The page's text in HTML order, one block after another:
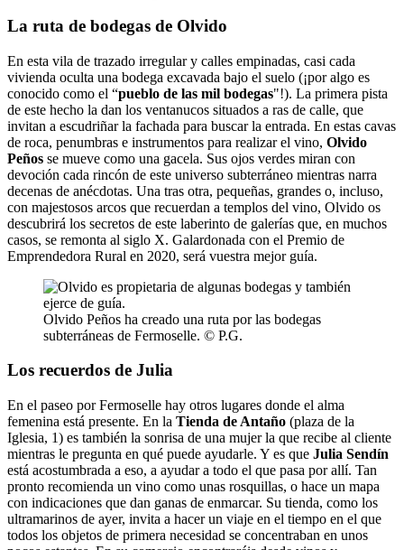
La ruta de bodegas de Olvido
En esta vila de trazado irregular y calles empinadas, casi cada
vivienda oculta una bodega excavada bajo el suelo (¡por algo es
conocido como el “pueblo de las mil bodegas"!). La primera pista
de este hecho la dan los ventanucos situados a ras de calle, que
invitan a escudriñar la fachada para buscar la entrada. En estas cavas
de roca, penumbras e instrumentos para realizar el vino, Olvido
Peños se mueve como una gacela. Sus ojos verdes miran con
devoción cada rincón de este universo subterráneo mientras narra
decenas de anécdotas. Una tras otra, pequeñas, grandes o, incluso,
con majestosos arcos que recuerdan a templos del vino, Olvido os
descubrirá los secretos de este laberinto de galerías que, en muchos
casos, se remonta al siglo X. Galardonada con el Premio de
Emprendedora Rural en 2020, será vuestra mejor guía.
Olvido Peños ha creado una ruta por las bodegas
subterráneas de Fermoselle. © P.G.
Los recuerdos de Julia
En el paseo por Fermoselle hay otros lugares donde el alma
femenina está presente. En la Tienda de Antaño (plaza de la
Iglesia, 1) es también la sonrisa de una mujer la que recibe al cliente
mientras le pregunta en qué puede ayudarle. Y es que Julia Sendín
está acostumbrada a eso, a ayudar a todo el que pasa por allí. Tan
pronto recomienda un vino como unas rosquillas, o hace un mapa
con indicaciones que dan ganas de enmarcar. Su tienda, como los
ultramarinos de ayer, invita a hacer un viaje en el tiempo en el que
todos los objetos de primera necesidad se concentraban en unos